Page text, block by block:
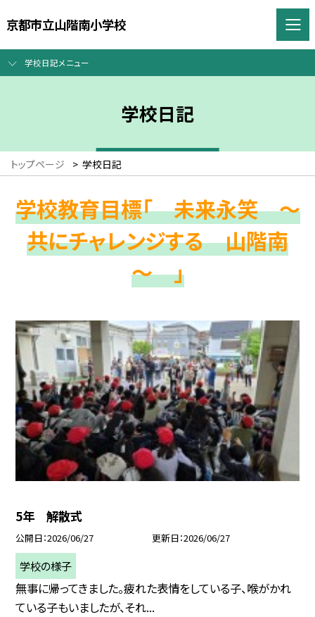
京都市立山階南小学校
学校日記メニュー
学校日記
トップページ > 学校日記
学校教育目標「 未来永笑 ～
共にチャレンジする 山階南
～ 」
5年 解散式
公開日 2026/06/27 更新日 2026/06/27
学校の様子
無事に帰ってきました。疲れた表情をしている子、喉がかれ
ている子もいましたが、それ...